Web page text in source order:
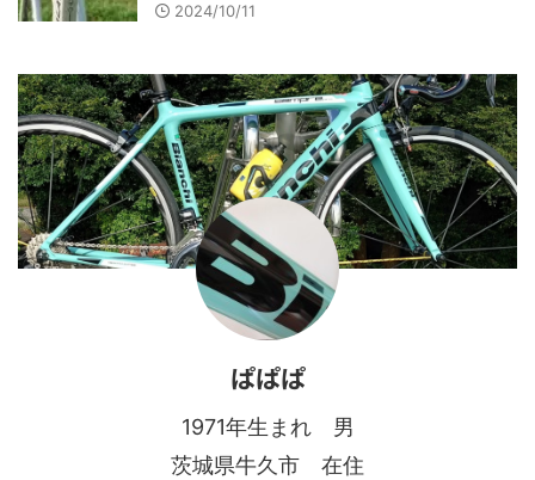
2024/10/11
ぱぱぱ
1971年生まれ 男
茨城県牛久市 在住